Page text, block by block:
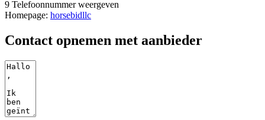
9 Telefoonnummer weergeven
Homepage: horsebidllc
Contact opnemen met aanbieder